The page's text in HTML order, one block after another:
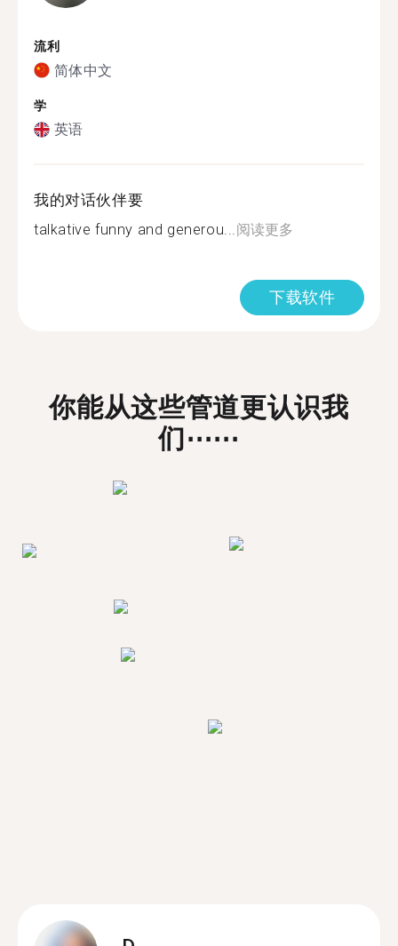
流利
简体中文
学
英语
我的对话伙伴要
talkative funny and generou...阅读更多
下载软件
你能从这些管道更认识我
们⋯⋯